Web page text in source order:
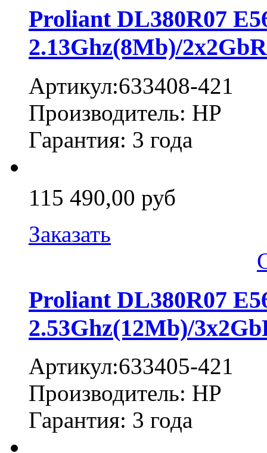
Proliant DL380R07
2.13Ghz(8Mb)/
Артикул:633408-421
Производитель: HP
Гарантия: 3 года
115 490,00 руб
Заказать
Proliant DL380R07
2.53Ghz(12Mb)/
Артикул:633405-421
Производитель: HP
Гарантия: 3 года